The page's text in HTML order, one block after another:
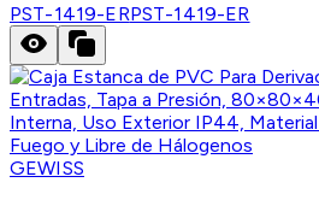
PST-1419-ERPST-1419-ER
GEWISS